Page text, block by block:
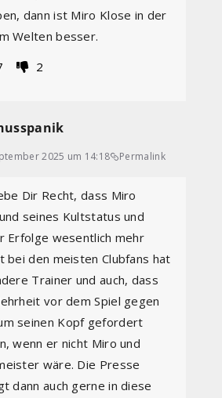
dann ist Miro Klose in der
Welten besser.
2
2025 um 14:18 Permalink
Dir Recht, dass Miro
seines Kultstatus und
Erfolge wesentlich mehr
bei den meisten Clubfans hat
Trainer und auch, dass
vor dem Spiel gegen
seinen Kopf gefordert
wenn er nicht Miro und
wäre. Die Presse
dann auch gerne in diese